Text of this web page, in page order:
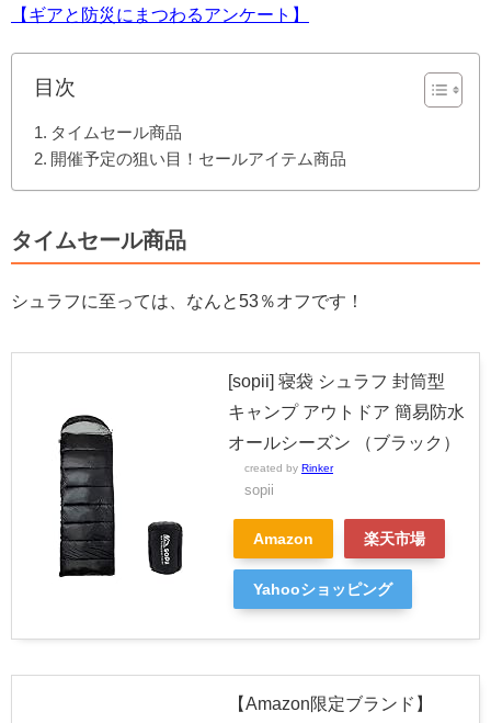
【ギアと防災にまつわるアンケート】
目次
タイムセール商品
開催予定の狙い目！セールアイテム商品
タイムセール商品
シュラフに至っては、なんと53％オフです！
[sopii] 寝袋 シュラフ 封筒型
キャンプ アウトドア 簡易防水
オールシーズン （ブラック）
created by Rinker
sopii
Amazon 楽天市場
Yahooショッピング
【Amazon限定ブランド】